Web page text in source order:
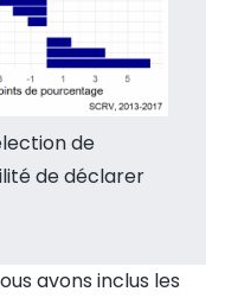
de
de déclarer
avons inclus les